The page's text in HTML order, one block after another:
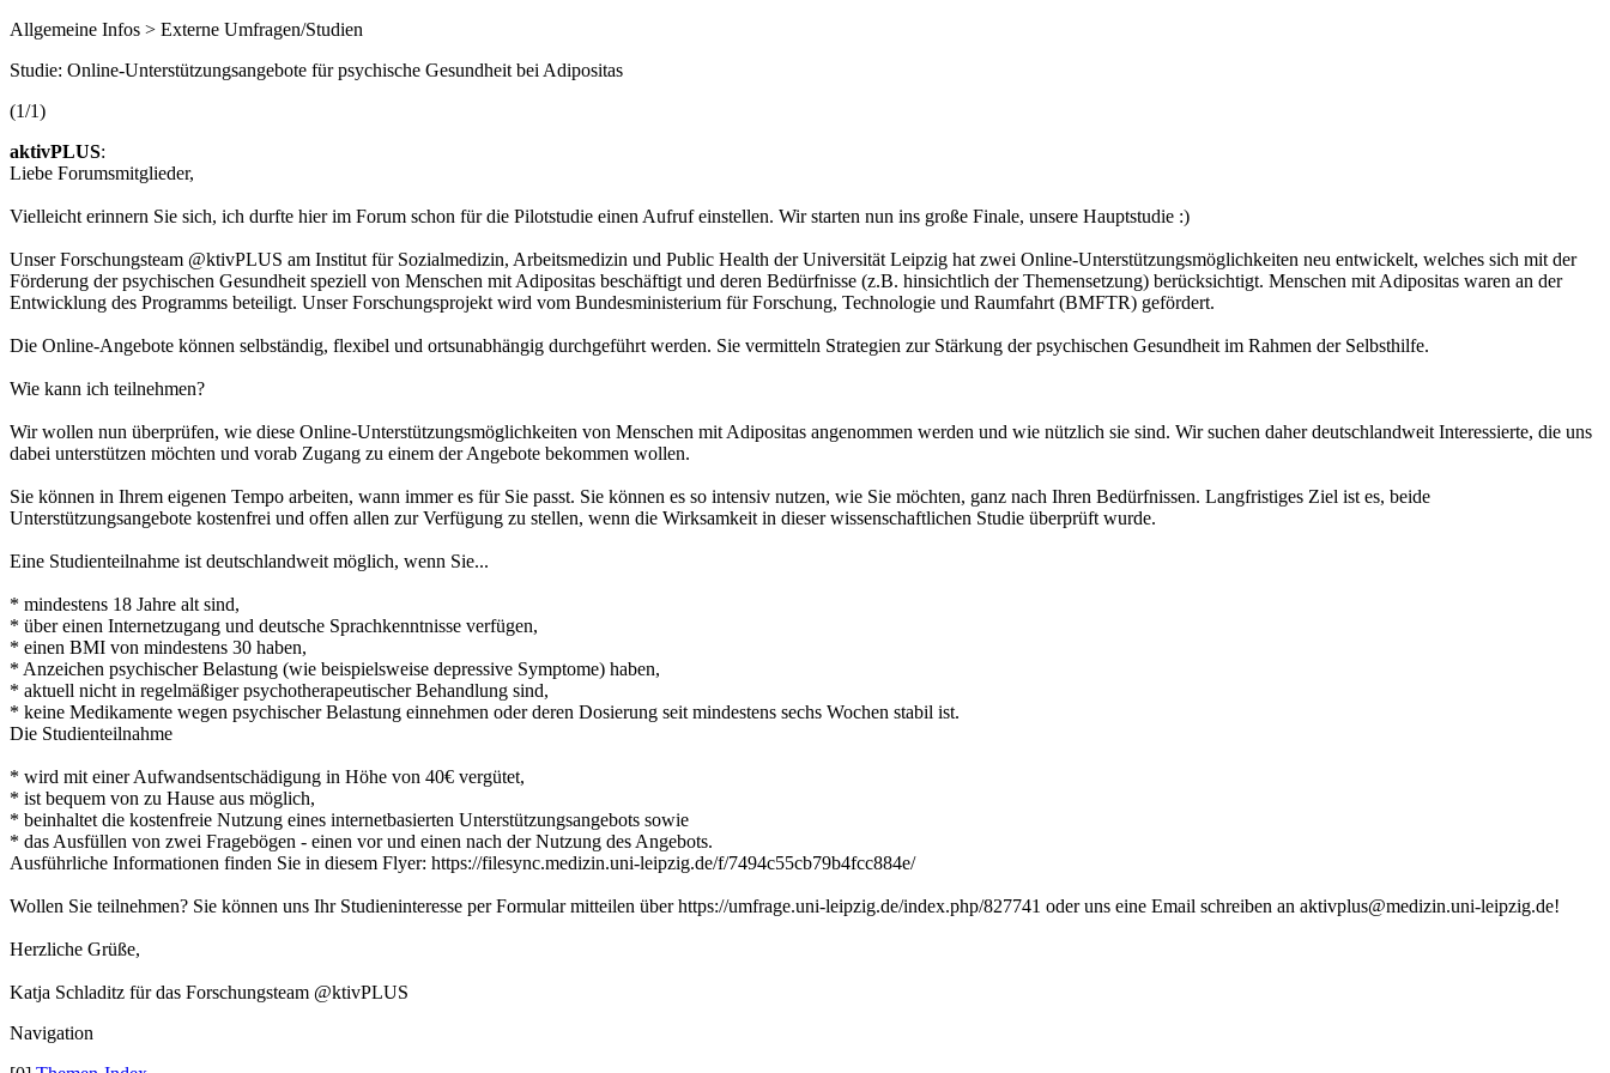
Allgemeine Infos > Externe Umfragen/Studien
Studie: Online-Unterstützungsangebote für psychische Gesundheit bei Adipositas
(1/1)
aktivPLUS:
Liebe Forumsmitglieder,
Vielleicht erinnern Sie sich, ich durfte hier im Forum schon für die Pilotstudie einen Aufruf einstellen. Wir starten nun ins große Finale, unsere Hauptstudie :)
Unser Forschungsteam @ktivPLUS am Institut für Sozialmedizin, Arbeitsmedizin und Public Health der Universität Leipzig hat zwei Online-Unterstützungsmöglichkeiten neu entwickelt, welches sich mit der
Förderung der psychischen Gesundheit speziell von Menschen mit Adipositas beschäftigt und deren Bedürfnisse (z.B. hinsichtlich der Themensetzung) berücksichtigt. Menschen mit Adipositas waren an der
Entwicklung des Programms beteiligt. Unser Forschungsprojekt wird vom Bundesministerium für Forschung, Technologie und Raumfahrt (BMFTR) gefördert.
Die Online-Angebote können selbständig, flexibel und ortsunabhängig durchgeführt werden. Sie vermitteln Strategien zur Stärkung der psychischen Gesundheit im Rahmen der Selbsthilfe.
Wie kann ich teilnehmen?
Wir wollen nun überprüfen, wie diese Online-Unterstützungsmöglichkeiten von Menschen mit Adipositas angenommen werden und wie nützlich sie sind. Wir suchen daher deutschlandweit Interessierte, die uns
dabei unterstützen möchten und vorab Zugang zu einem der Angebote bekommen wollen.
Sie können in Ihrem eigenen Tempo arbeiten, wann immer es für Sie passt. Sie können es so intensiv nutzen, wie Sie möchten, ganz nach Ihren Bedürfnissen. Langfristiges Ziel ist es, beide
Unterstützungsangebote kostenfrei und offen allen zur Verfügung zu stellen, wenn die Wirksamkeit in dieser wissenschaftlichen Studie überprüft wurde.
Eine Studienteilnahme ist deutschlandweit möglich, wenn Sie...
* mindestens 18 Jahre alt sind,
* über einen Internetzugang und deutsche Sprachkenntnisse verfügen,
* einen BMI von mindestens 30 haben,
* Anzeichen psychischer Belastung (wie beispielsweise depressive Symptome) haben,
* aktuell nicht in regelmäßiger psychotherapeutischer Behandlung sind,
* keine Medikamente wegen psychischer Belastung einnehmen oder deren Dosierung seit mindestens sechs Wochen stabil ist.
Die Studienteilnahme
* wird mit einer Aufwandsentschädigung in Höhe von 40€ vergütet,
* ist bequem von zu Hause aus möglich,
* beinhaltet die kostenfreie Nutzung eines internetbasierten Unterstützungsangebots sowie
* das Ausfüllen von zwei Fragebögen - einen vor und einen nach der Nutzung des Angebots.
Ausführliche Informationen finden Sie in diesem Flyer: https://filesync.medizin.uni-leipzig.de/f/7494c55cb79b4fcc884e/
Wollen Sie teilnehmen? Sie können uns Ihr Studieninteresse per Formular mitteilen über https://umfrage.uni-leipzig.de/index.php/827741 oder uns eine Email schreiben an aktivplus@medizin.uni-leipzig.de!
Herzliche Grüße,
Katja Schladitz für das Forschungsteam @ktivPLUS
Navigation